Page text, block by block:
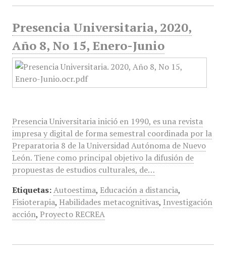
Presencia Universitaria, 2020,
Año 8, No 15, Enero-Junio
Presencia Universitaria inició en 1990, es una revista
impresa y digital de forma semestral coordinada por la
Preparatoria 8 de la Universidad Autónoma de Nuevo
León. Tiene como principal objetivo la difusión de
propuestas de estudios culturales, de…
Etiquetas: Autoestima, Educación a distancia,
Fisioterapia, Habilidades metacognitivas, Investigación
acción, Proyecto RECREA